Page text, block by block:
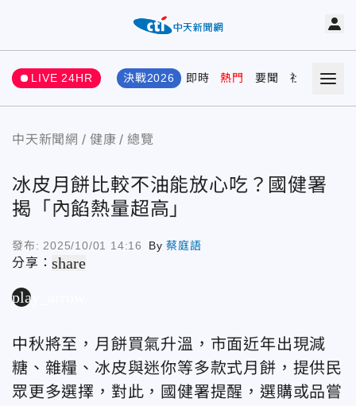
LIVE 24HR 決戰2026 即時 熱門 要聞 社會 娛樂
中天新聞網 健康 總覽
冰皮月餅比較不油能放心吃？國健署
揭「內餡熱量超高」
發布: 2025/10/01 14:16 By蔡庭語
分享：share
play_arrow
中秋將至，月餅買氣升溫，市面近年出現減
糖、雜糧、冰皮與迷你等多款式月餅，提供民
眾更多選擇，對此， 國健署提醒，選購或品嘗